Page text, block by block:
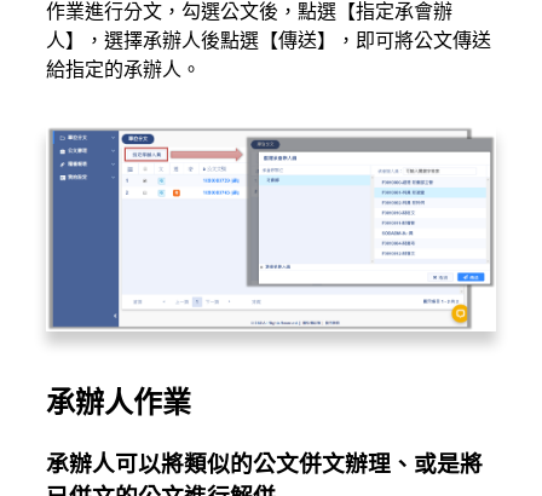
作業進行分文，勾選公文後，點選【指定承會辦
人】，選擇承辦人後點選【傳送】，即可將公文傳送
給指定的承辦人。
承辦人作業
承辦人可以將類似的公文併文辦理、或是將